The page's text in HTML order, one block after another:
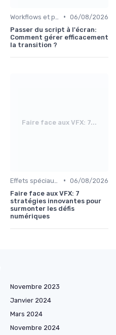
• 06/08/2026
Passer du script à l'écran:
Comment gérer efficacement
la transition ?
Faire face aux VFX: 7...
• 06/08/2026
Faire face aux VFX: 7
stratégies innovantes pour
surmonter les défis
numériques
Novembre 2023
Janvier 2024
Mars 2024
Novembre 2024